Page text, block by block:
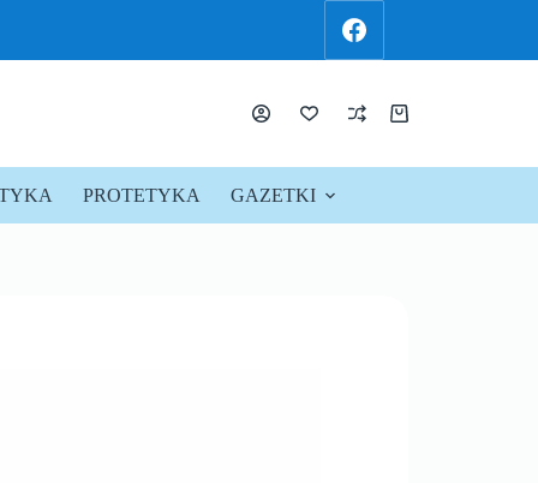
PROTETYKA GAZETKI